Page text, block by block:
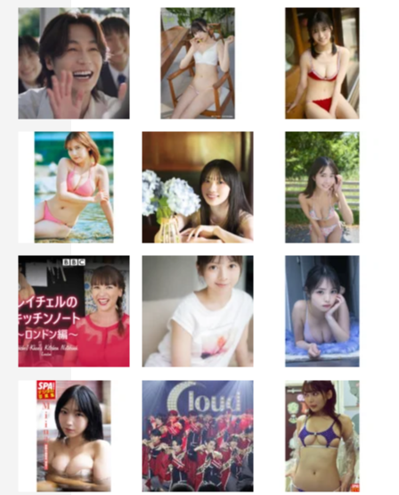
ロはすごいと思いました」とその魅力を熱弁した。
同僚役で池田と初共演した桐山は、池田の印象について
「現場では主演らしくいらっしゃる方でした。クールビュ
ーティーな方かと思っていたんですが、鳥を飼われている
らしく、鳥の話になったらいきなりすごくニコニコし出し
て（笑）。鳥の話ができてよかったです」と撮影中のエピ
ソードを披露。
中田監督の現場については「監督は演出がすごく丁寧で
細かくて、それが心地よくなっていました。監督の納得い
くラインまで自分が近づけていく、監督のこだわりに触れ
られたことがうれしかったです」と語った。
本作では、『リング』で呪いのビデオを観て死亡した智
子（竹内結子）の友人である倉橋雅美が登場。20年ぶり
に同じ役で出演した佐藤は、主演の池田について「ちゃん
と自分の意思がしっかりある方だなという印象がすごいん
です。思ったことがあれば自分から監督に話に行くし。そ
して笑うとすごいかわいい！」と絶賛した。